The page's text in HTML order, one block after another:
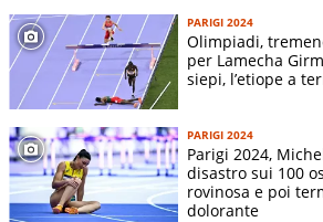
Giovanna Epis
Sofiia Yaremchuk
Yeman Crippa
Eyob Faniel
Daniele Meucci
Andy Diaz
Andrea Dellavalle
salto
PARIGI 2024
Olimpiadi,
per Lamecha
siepi, l’etiope a
PARIGI 2024
Parigi 2024,
disastro sui 100
rovinosa e poi
dolorante